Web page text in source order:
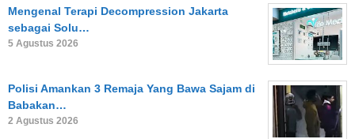
Mengenal Terapi Decompression Jakarta
sebagai Solu…
5 Agustus 2026
Polisi Amankan 3 Remaja Yang Bawa Sajam di
Babakan…
2 Agustus 2026